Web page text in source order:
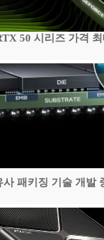
50 시리즈 가격
패키징 기술 개발